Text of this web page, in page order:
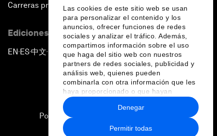
Las cookies de este sitio web se usan
para personalizar el contenido y los
anuncios, ofrecer funciones de redes
sociales y analizar el tráfico. Además,
compartimos información sobre el uso
que haga del sitio web con nuestros
partners de redes sociales, publicidad y
análisis web, quienes pueden
combinarla con otra información que les
haya proporcionado o que hayan
recopilado a partir del uso que haya
hecho de sus servicios.
Permitir todas
Denegar
Carreras profesionales
Ediciones en otros idiomas
EN ▪ES▪中文▪ 日本語
Política de privacidad y normas de uso
Sitemap